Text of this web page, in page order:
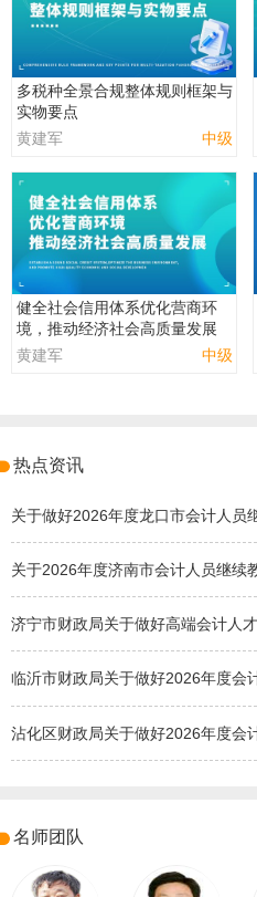
多税种全景合规整体规则框架与
实物要点
黄建军
中级
健全社会信用体系优化营商环
境，推动经济社会高质量发展
黄建军
中级
热点资讯
名师团队